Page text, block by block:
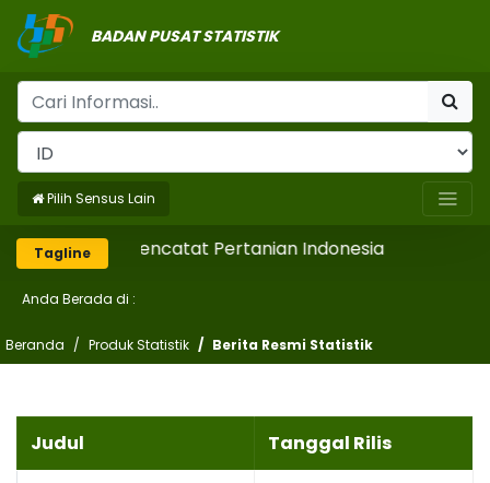
BADAN PUSAT STATISTIK
Pilih Sensus Lain
Tagline Mencatat Pertanian Indonesia
Anda Berada di :
Beranda Produk Statistik Berita Resmi Statistik
Judul Tanggal Rilis